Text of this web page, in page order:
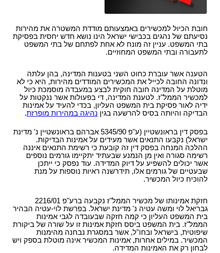
חובת הכיול למכשירים באמצעותם מודדת המשטרה את מהירות
נסיעתם של נהגים בכבישי ישראל הינו נושא חדש יחסית בפסיקת
בתי המשפט. עניין זה מונח לא אחת לפתחם של בתי המשפט
לתעבורה ובתי המשפט המחוזיים.
הטענה אשר עוברת כחוט השני בטענות המדינה, בהן עלתה
ונדונה החובה לכייל את המכשירים המודדים מהירות, היא כי לא
מוטלת על המדינה חובה חוקית לבצע במעבדה מוסמכת כיול
למכשיר הממל"ז. לטענת המדינה, די בפעולות אשר ננקטות על
ידיה לאור פסיקת בית המשפט העליון, בכדי להעיד על אמינות
הבדיקה והיותה בסיס להרשעה בגין נהיגה במהירות מופרזת.
בפסק דין בראונשטיין (ע"פ 5345/90 אברהם בראונשטיין נ' מדינת
ישראל) נקבעו התנאים אשר מעידים על אמינות הבדיקות.
ההלכה המנחה בפסק דין זה קובעת כי רשימת התנאים איננה
רשימה סגורה ואין מן הנמנע שבעתיד יתקיימו גורמים נוספים
אשר יכולים להשפיע על דיוק המדידה. עוד נפסק כי ייתכן
שבעטיים של גורמים אלו, תידרשנה ראיות נוספות על מנת
להוכיח כיול המכשיר.
חזקת אמינותו של מכשיר הממל"ז נקבעה ברע"פ 2216/01
גבריאל לוי ומשה עטיה נ' מדינת ישראל. בפרשת לוי-עטיה הבהיר
בית המשפט העליון כי קמה חזקה שבעובדה לגבי אמינות
הממל"ז. בית המשפט ביסס חזקת אמינות זו על שורה של ביקורת
שיפוטית, בישראל ובחו"ל, אשר במסגרת נבחנה מהימנות
המכשיר. במילים אחרות, אמינות המכשיר אינה מוטלת בספק ויש
לבחון רק את האמינות המדידה.